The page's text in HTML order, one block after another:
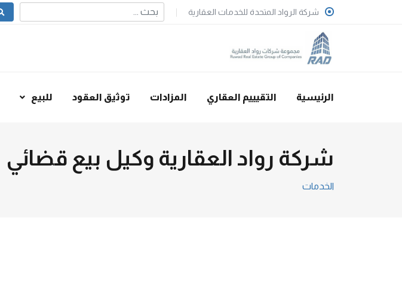
شركة الرواد المتحدة للخدمات العقارية
الرئيسية التقيييم العقاري المزادات توثيق العقود للبيع
شركة رواد العقارية وكيل بيع قضائي
الخدمات